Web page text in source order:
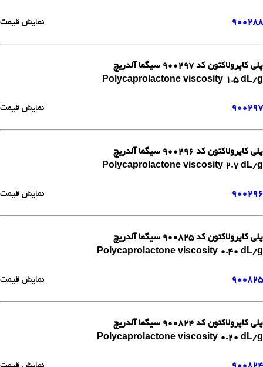
900288 نمایش قیمت
پلی کاپرولاکتون کد 900297 سیگما آلدریچ
Polycaprolactone viscosity 1.5 dL/g
900297 نمایش قیمت
پلی کاپرولاکتون کد 900296 سیگما آلدریچ
Polycaprolactone viscosity 2.7 dL/g
900296 نمایش قیمت
پلی کاپرولاکتون کد 900825 سیگما آلدریچ
Polycaprolactone viscosity 0.40 dL/g
900825 نمایش قیمت
پلی کاپرولاکتون کد 900824 سیگما آلدریچ
Polycaprolactone viscosity 0.20 dL/g